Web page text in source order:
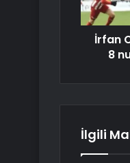
İrfan
8
İlgili